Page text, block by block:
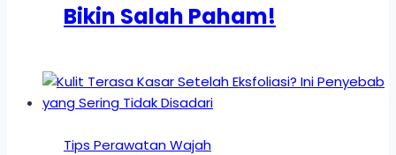
Bikin Salah Paham!
Tips Perawatan Wajah